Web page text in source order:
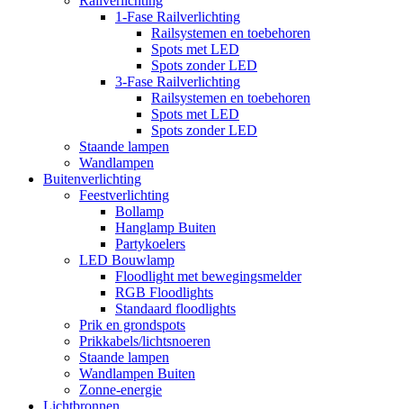
1-Fase Railverlichting
Railsystemen en toebehoren
Spots met LED
Spots zonder LED
3-Fase Railverlichting
Railsystemen en toebehoren
Spots met LED
Spots zonder LED
Staande lampen
Wandlampen
Buitenverlichting
Feestverlichting
Bollamp
Hanglamp Buiten
Partykoelers
LED Bouwlamp
Floodlight met bewegingsmelder
RGB Floodlights
Standaard floodlights
Prik en grondspots
Prikkabels/lichtsnoeren
Staande lampen
Wandlampen Buiten
Zonne-energie
Lichtbronnen